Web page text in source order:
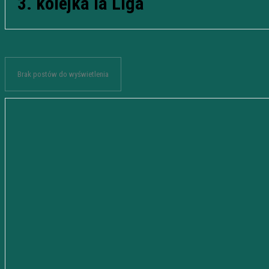
Brak postów do wyświetlenia